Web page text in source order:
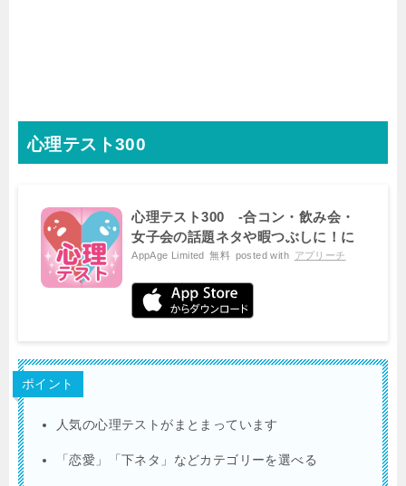
心理テスト300
心理テスト300 -合コン・飲み会・
女子会の話題ネタや暇つぶしに！に
ちゃんねるで話題の恋愛テスト・占
AppAge Limited 無料 posted with アプリーチ
ポイント
人気の心理テストがまとまっています
「恋愛」「下ネタ」などカテゴリーを選べる